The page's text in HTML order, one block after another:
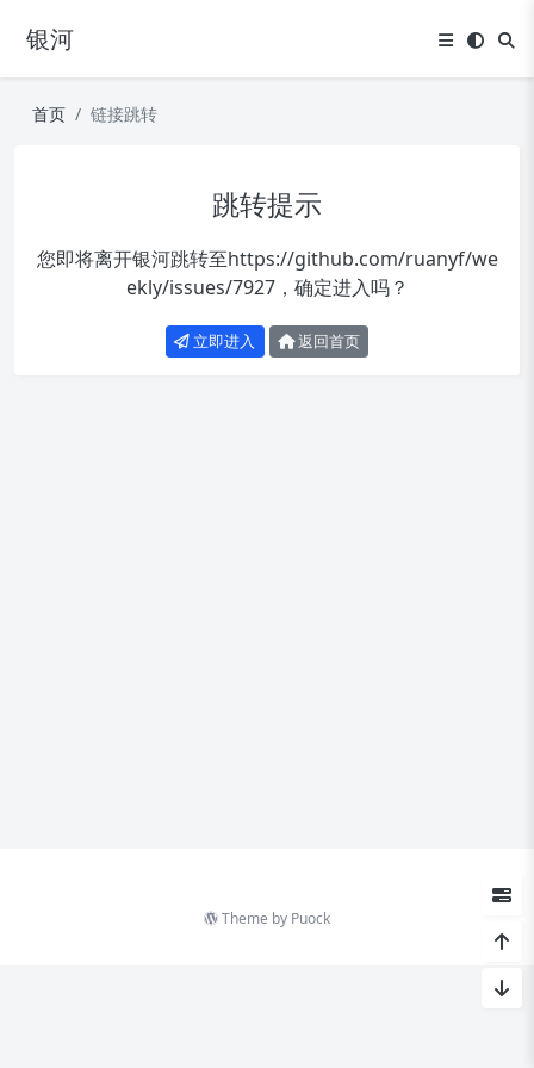
银河
首页 链接跳转
跳转提示
您即将离开银河跳转至https://github.com/ruanyf/we
ekly/issues/7927，确定进入吗？
立即进入 返回首页
Theme by Puock